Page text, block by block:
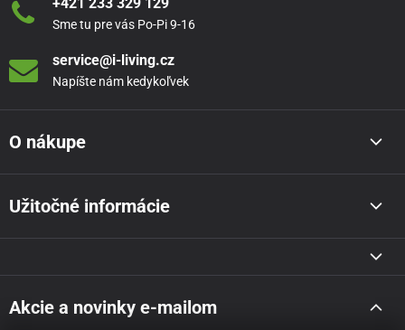
Sme tu pre vás Po-Pi 9-16
service@i-living.cz
Napíšte nám kedykoľvek
O nákupe
Užitočné informácie
Akcie a novinky e-mailom